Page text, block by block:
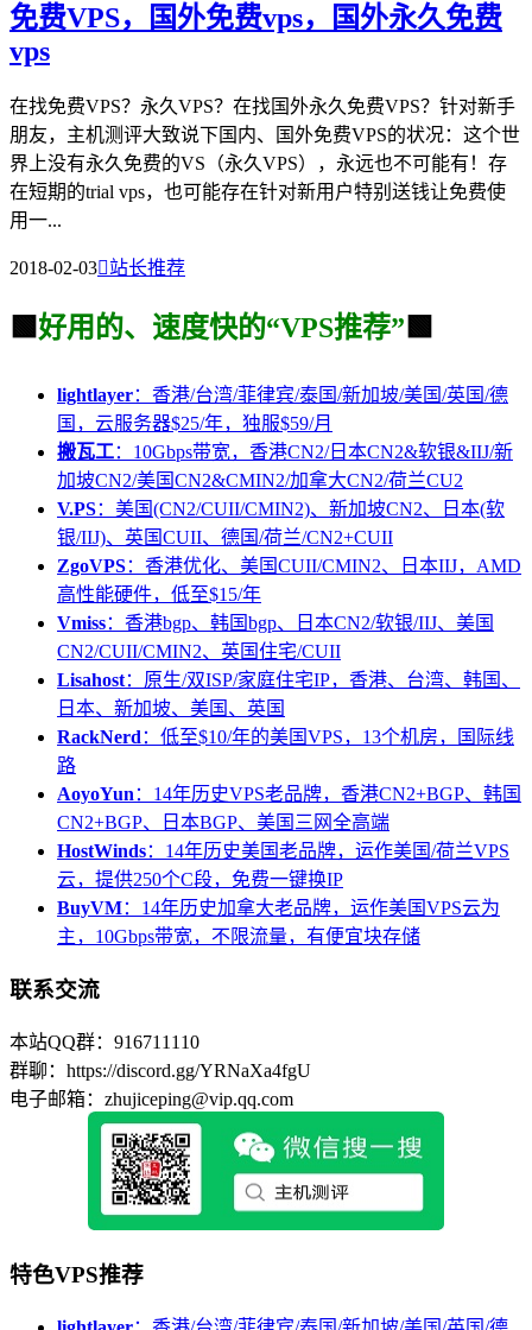
免费VPS，国外免费vps，国外永久免费
vps
在找免费VPS？永久VPS？在找国外永久免费VPS？针对新手
朋友，主机测评大致说下国内、国外免费VPS的状况：这个世
界上没有永久免费的VS（永久VPS），永远也不可能有！存
在短期的trial vps，也可能存在针对新用户特别送钱让免费使
用一...
2018-02-03站长推荐
🟩 好用的、速度快的“VPS推荐” 🟩
lightlayer：香港/台湾/菲律宾/泰国/新加坡/美国/英国/德
国，云服务器$25/年，独服$59/月
搬瓦工：10Gbps带宽，香港CN2/日本CN2&软银&IIJ/新
加坡CN2/美国CN2&CMIN2/加拿大CN2/荷兰CU2
V.PS：美国(CN2/CUII/CMIN2)、新加坡CN2、日本(软
银/IIJ)、英国CUII、德国/荷兰/CN2+CUII
ZgoVPS：香港优化、美国CUII/CMIN2、日本IIJ，AMD
高性能硬件，低至$15/年
Vmiss：香港bgp、韩国bgp、日本CN2/软银/IIJ、美国
CN2/CUII/CMIN2、英国住宅/CUII
Lisahost：原生/双ISP/家庭住宅IP，香港、台湾、韩国、
日本、新加坡、美国、英国
RackNerd ：低至$10/年的美国VPS，13个机房，国际线
路
AoyoYun ：14年历史VPS老品牌，香港CN2+BGP、韩国
CN2+BGP、日本BGP、美国三网全高端
HostWinds：14年历史美国老品牌，运作美国/荷兰VPS
云，提供250个C段，免费一键换IP
BuyVM：14年历史加拿大老品牌，运作美国VPS云为
主，10Gbps带宽，不限流量，有便宜块存储
联系交流
本站QQ群：916711110
群聊：https://discord.gg/YRNaXa4fgU
电子邮箱：zhujiceping@vip.qq.com
特色VPS推荐